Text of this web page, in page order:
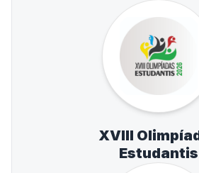
XVIII
Estudantis